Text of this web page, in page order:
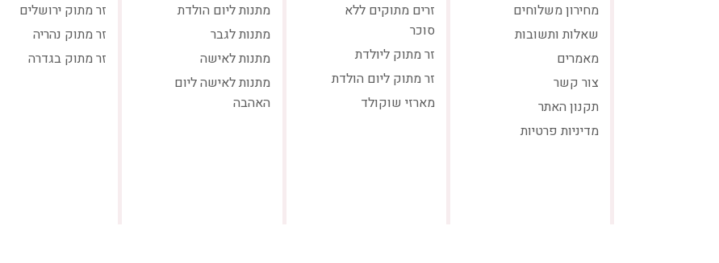
מחירון משלוחים
שאלות ותשובות
מאמרים
צור קשר
תקנון האתר
מדיניות פרטיות
זרים מתוקים ללא
סוכר
זר מתוק ליולדת
זר מתוק ליום הולדת
מארזי שוקולד
מתנות ליום הולדת
מתנות לגבר
מתנות לאישה
מתנות לאישה ליום
האהבה
זר מתוק ירושלים
זר מתוק נהריה
זר מתוק בגדרה